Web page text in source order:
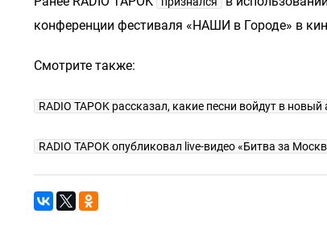
конференции фестиваля «НАШИ в Городе» в
Смотрите также:
RADIO TAPOK рассказал, какие песни войдут в
RADIO TAPOK опубликовал live-видео «Битва за